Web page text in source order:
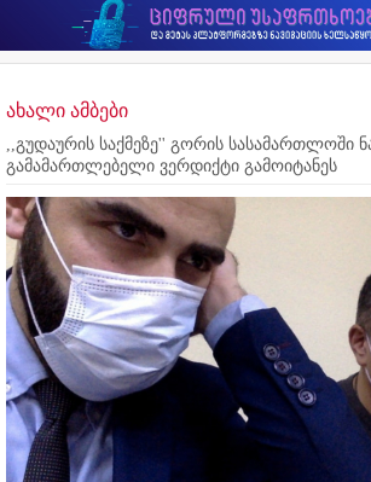
ახალი ამბები
,,გუდაურის საქმეზე'' გორის სასამართლოში
გამამართლებელი ვერდიქტი გამოიტანეს